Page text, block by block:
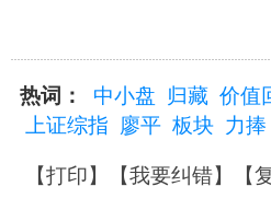
热词： 中小盘 归藏 价值
上证综指
廖平 板块 力捧
【打印】【我要纠错】【